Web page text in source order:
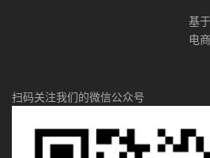
基
电
扫码关注我们的微信公众号